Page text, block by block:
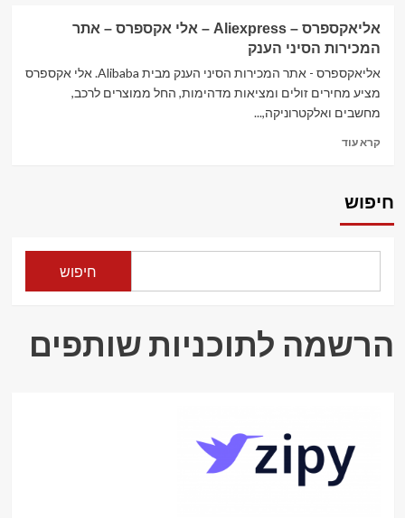
אליאקספרס – Aliexpress – אלי אקספרס – אתר
המכירות הסיני הענק
אליאקספרס - אתר המכירות הסיני הענק מבית Alibaba. אלי אקספרס
מציע מחירים זולים ומציאות מדהימות, החל ממוצרים לרכב,
מחשבים ואלקטרוניקה,...
קרא עודRead
Aliexpress
–
הסיני
חיפוש
חיפוש
הרשמה לתוכניות שותפים